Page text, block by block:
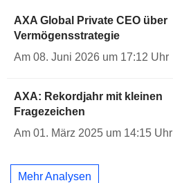
AXA Global Private CEO über
Vermögensstrategie
Am 08. Juni 2026 um 17:12 Uhr
AXA: Rekordjahr mit kleinen
Fragezeichen
Am 01. März 2025 um 14:15 Uhr
Mehr Analysen